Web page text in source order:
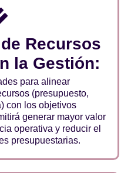
Recursos
la Gestión:
para alinear
(presupuesto,
con los objetivos
generar mayor valor
operativa y reducir el
presupuestarias.